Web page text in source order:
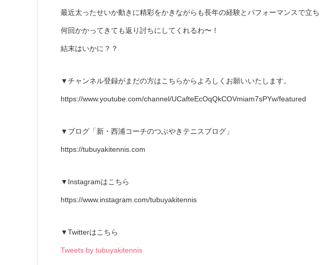
最近太ったせいか動きに精彩をかきながらも長年の経験とパフォーマンスで立ち
何回かかってきても返り討ちにしてくれるわ〜！
結末はいかに？？
▼チャンネル登録がまだの方はこちらからよろしくお願いいたします。
https://www.youtube.com/channel/UCafteEcOqQkCOVmiam7sPYw/featured
▼ブログ「新・西浦コーチのつぶやきテニスブログ」
https://tubuyakitennis.com
▼Instagramはこちら
https://www.instagram.com/tubuyakitennis
▼Twitterはこちら
Tweets by tubuyakitennis